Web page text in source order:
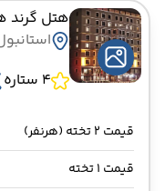
هتل گرند
4 ستاره
قیمت 2 تخته (هرنفر)
قیمت 1 تخته